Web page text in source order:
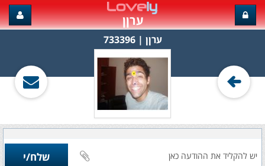
ערןן
ערןן‏ | 733396